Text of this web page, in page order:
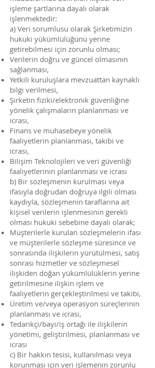
işleme şartlarına dayalı olarak
işlenmektedir:
a) Veri sorumlusu olarak Şirketimizin
hukuki yükümlülüğünü yerine
getirebilmesi için zorunlu olması;
Verilerin doğru ve güncel olmasının
sağlanması,
Yetkili kuruluşlara mevzuattan kaynaklı
bilgi verilmesi,
Şirketin fiziki/elektronik güvenliğine
yönelik çalışmaların planlanması ve
icrası,
Finans ve muhasebeye yönelik
faaliyetlerin planlanması, takibi ve
icrası,
Bilişim Teknolojileri ve veri güvenliği
faaliyetlerinin planlanması ve icrası
b) Bir sözleşmenin kurulması veya
ifasıyla doğrudan doğruya ilgili olması
kaydıyla, sözleşmenin taraflarına ait
kişisel verilerin işlenmesinin gerekli
olması hukuki sebebine dayalı olarak;
Müşterilerle kurulan sözleşmelerin ifası
ve müşterilerle sözleşme süresince ve
sonrasında ilişkilerin yürütülmesi, satış
sonrası hizmetler ve sözleşmesel
ilişkiden doğan yükümlülüklerin yerine
getirilmesine ilişkin işlem ve
faaliyetlerin gerçekleştirilmesi ve takibi,
Üretim ve/veya operasyon süreçlerinin
planlanması ve icrası,
Tedarikçi/bayi/iş ortağı ile ilişkilerin
yönetimi, geliştirilmesi, planlanması ve
icrası
c) Bir hakkın tesisi, kullanılması veya
korunması için veri işlemenin zorunlu